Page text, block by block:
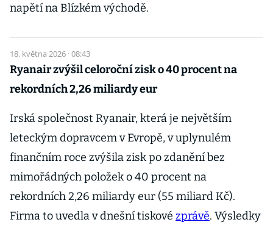
napětí na Blízkém východě.
18. května 2026 · 08:43
Ryanair zvýšil celoroční zisk o 40 procent na
rekordních 2,26 miliardy eur
Irská společnost Ryanair, která je největším
leteckým dopravcem v Evropě, v uplynulém
finančním roce zvýšila zisk po zdanění bez
mimořádných položek o 40 procent na
rekordních 2,26 miliardy eur (55 miliard Kč).
Firma to uvedla v dnešní tiskové zprávě. Výsledky